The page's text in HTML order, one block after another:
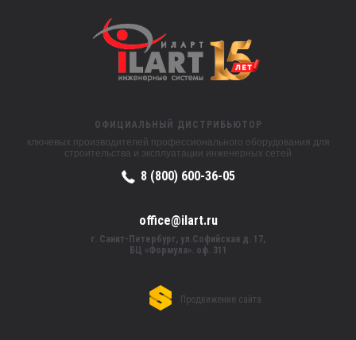
ОФИЦИАЛЬНЫЙ ДИСТРИБЬЮТОР
ключевых производителей профессионального оборудования для
строительства и эксплуатации инженерных сетей
8 (800) 600-36-05
office@ilart.ru
г. Санкт-Петербург, ул.Софийская д. 17,
БЦ «Формула». оф. 311
Продвижение сайта